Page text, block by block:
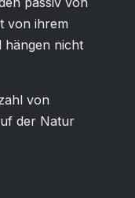
von ihrem
hängen nicht
von
der Natur